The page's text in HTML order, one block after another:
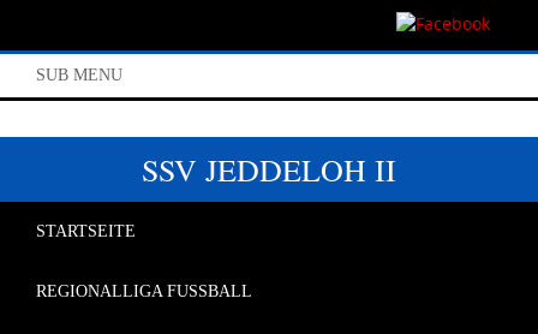
SUB MENU
SSV JEDDELOH II
STARTSEITE
REGIONALLIGA FUSSBALL